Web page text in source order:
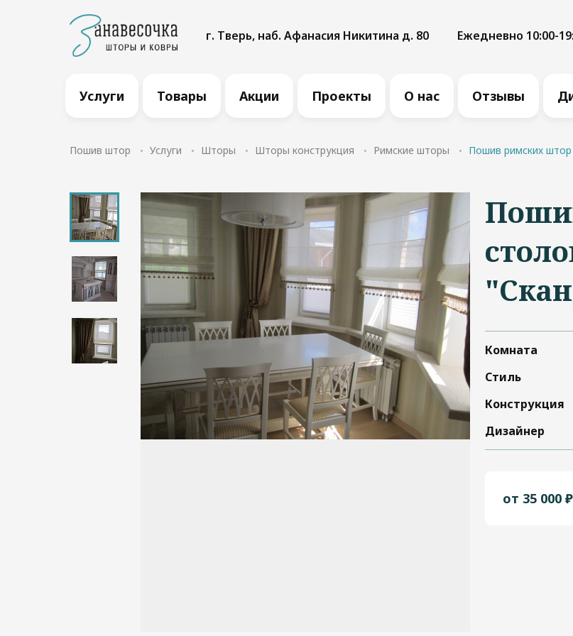
г. Тверь, наб. Афанасия Никитина д. 80 Ежедневно 10:00-
Услуги Товары Акции Проекты О нас Отзывы
Пошив штор Услуги Шторы Шторы конструкция Римские шторы Пошив римских штор
Комната
Стиль
Конструкция
Дизайнер
от 35 000 ₽